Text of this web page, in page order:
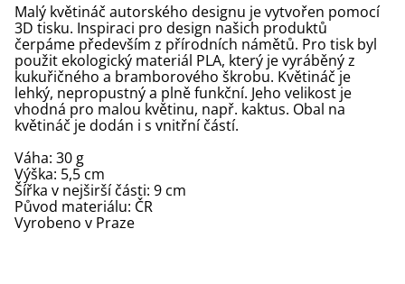
Malý květináč autorského designu je vytvořen pomocí
3D tisku. Inspiraci pro design našich produktů
čerpáme především z přírodních námětů. Pro tisk byl
použit ekologický materiál PLA, který je vyráběný z
kukuřičného a bramborového škrobu. Květináč je
lehký, nepropustný a plně funkční. Jeho velikost je
vhodná pro malou květinu, např. kaktus. Obal na
květináč je dodán i s vnitřní částí.
Váha: 30 g
Výška: 5,5 cm
Šířka v nejširší části: 9 cm
Původ materiálu: ČR
Vyrobeno v Praze